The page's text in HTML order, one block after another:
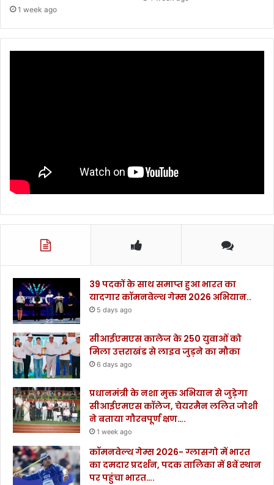
1 week ago
39 पदकों के साथ समाप्त हुआ भारत का
यादगार कॉमनवेल्थ गेम्स 2026 अभियान..
5 days ago
सीआईएमएस कालेज के 250 युवाओं को
मिला उत्तराखंड से लाइव जुड़ने का मौका
6 days ago
प्रधानमंत्री के नशा मुक्त अभियान से जुड़ेगा
सीआईएमएस कॉलेज, चेयरमैन ललित जोशी
ने बताया गौरवपूर्ण क्षण….
1 week ago
कॉमनवेल्थ गेम्स 2026- ग्लासगो में भारत
का दमदार प्रदर्शन, पदक तालिका में 8वें स्थान
पर पहुंचा भारत….